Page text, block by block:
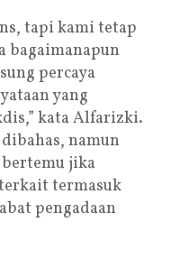
tapi kami tetap
bagaimanapun
percaya
yang
kata Alfarizki.
namun
jika
termasuk
pengadaan